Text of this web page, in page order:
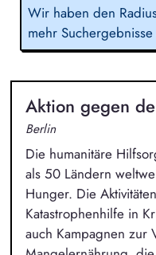
Wir haben den
mehr
Aktion gegen
Berlin
Die humanitäre
als 50 Ländern
Hunger. Die
Katastrophenhilfe in
auch Kampagnen zur